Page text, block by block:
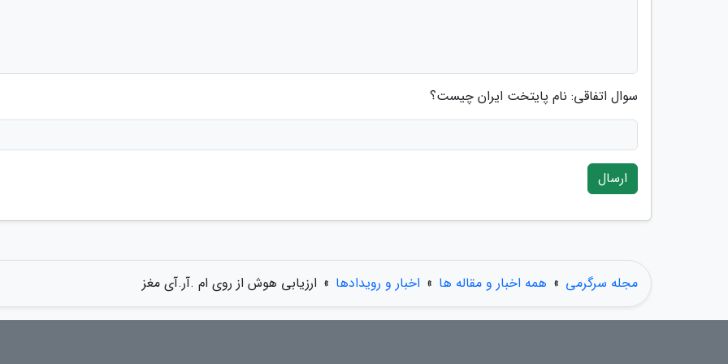
سوال اتفاقی: نام پایتخت ایران چیست؟
ارسال
مجله سرگرمی » همه اخبار و مقاله ها » اخبار و رویدادها » ارزیابی هوش از روی ام .آر.آی مغز